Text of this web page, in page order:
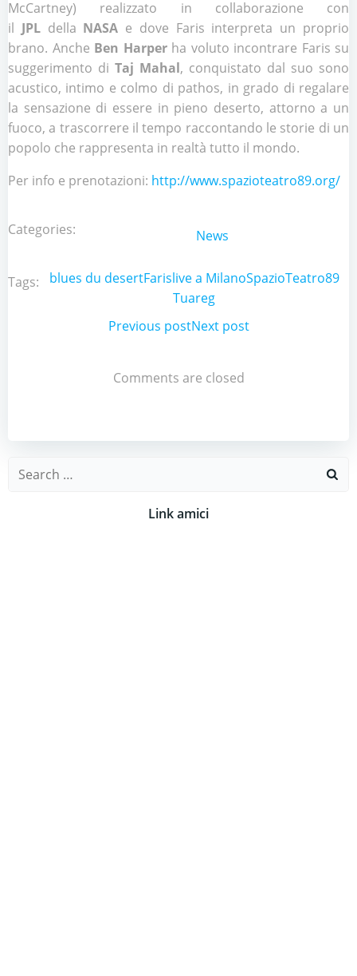
McCartney) realizzato in collaborazione con
il JPLdella NASA e dove Faris interpreta un proprio
brano. Anche Ben Harperha voluto incontrare Faris su
suggerimento di Taj Mahal, conquistato dal suo sono
acustico, intimo e colmo di pathos, in grado di regalare
la sensazione di essere in pieno deserto, attorno a un
fuoco, a trascorrere il tempo raccontando le storie di un
popolo che rappresenta in realtà tutto il mondo.
Per info e prenotazioni: http://www.spazioteatro89.org/
Categories: News
Tags: blues du desertFarislive a MilanoSpazioTeatro89
Tuareg
Post
Previous postPost
Next post
Comments are closed
Search
Link amici